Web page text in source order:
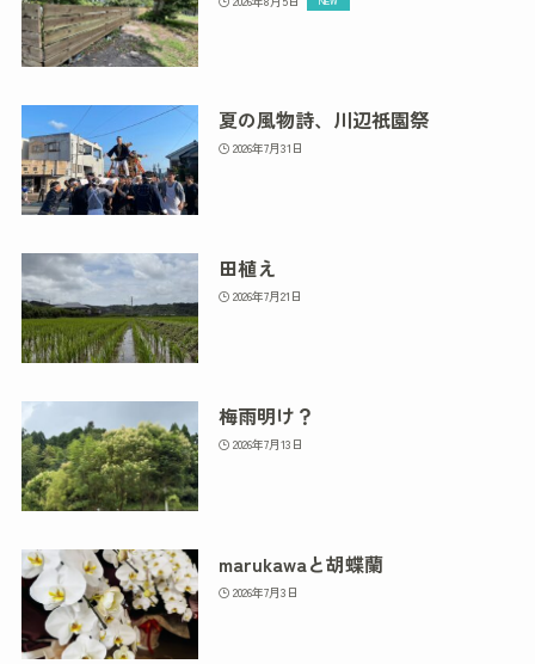
夏の風物詩、川辺祇園祭
2026年7月31日
田植え
2026年7月21日
梅雨明け？
2026年7月13日
marukawaと胡蝶蘭
2026年7月3日